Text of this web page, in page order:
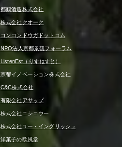
都鶴酒造株式会社
株式会社クオーク
コンコンドウガドットコム
NPO法人京都景観フォーラム
ListenEst（りすねすと）
京都イノベーション株式会社
C&C株式会社
有限会社アサップ
株式会社ニシコウー
株式会社ユー・イングリッシュ
洋菓子の欧風堂